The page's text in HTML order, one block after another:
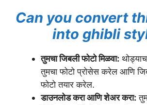
Can you convert
into ghibli
तुमचा जिबली फोटो मिळवा:
तुमचा फोटो प्रोसेस करेल आणि
फोटो तयार करेल.
डाउनलोड करा आणि शेअर करा: